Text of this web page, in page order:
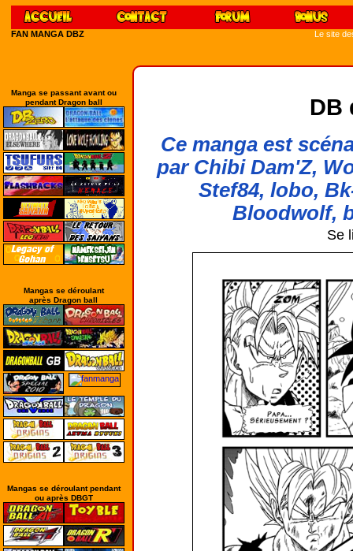
FAN MANGA DBZ Le site
Manga se passant avant ou
pendant Dragon ball
Mangas se déroulant
après Dragon ball
Mangas se déroulant pendant
ou après DBGT
DB
Ce manga est
par Chibi Dam'Z,
Stef84, lobo,
Bloodwolf,
Se